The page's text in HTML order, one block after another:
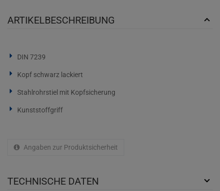
ARTIKELBESCHREIBUNG
DIN 7239
Kopf schwarz lackiert
Stahlrohrstiel mit Kopfsicherung
Kunststoffgriff
Angaben zur Produktsicherheit
TECHNISCHE DATEN